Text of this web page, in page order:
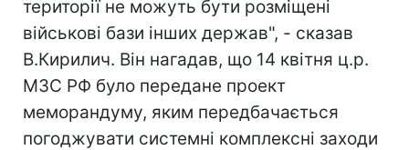
території не можуть бути розміщені
військові бази інших держав", - сказав
В.Кирилич. Він нагадав, що 14 квітня ц.р.
МЗС РФ було передане проект
меморандуму, яким передбачається
погоджувати системні комплексні заходи